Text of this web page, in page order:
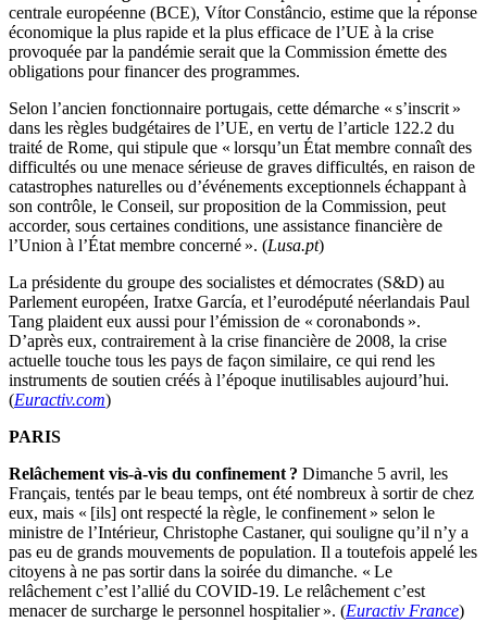
centrale européenne (BCE), Vítor Constâncio, estime que la réponse
économique la plus rapide et la plus efficace de l’UE à la crise
provoquée par la pandémie serait que la Commission émette des
obligations pour financer des programmes.
Selon l’ancien fonctionnaire portugais, cette démarche « s’inscrit »
dans les règles budgétaires de l’UE, en vertu de l’article 122.2 du
traité de Rome, qui stipule que « lorsqu’un État membre connaît des
difficultés ou une menace sérieuse de graves difficultés, en raison de
catastrophes naturelles ou d’événements exceptionnels échappant à
son contrôle, le Conseil, sur proposition de la Commission, peut
accorder, sous certaines conditions, une assistance financière de
l’Union à l’État membre concerné ». (Lusa.pt)
La présidente du groupe des socialistes et démocrates (S&D) au
Parlement européen, Iratxe García, et l’eurodéputé néerlandais Paul
Tang plaident eux aussi pour l’émission de « coronabonds ».
D’après eux, contrairement à la crise financière de 2008, la crise
actuelle touche tous les pays de façon similaire, ce qui rend les
instruments de soutien créés à l’époque inutilisables aujourd’hui.
(Euractiv.com)
PARIS
Relâchement vis-à-vis du confinement ? Dimanche 5 avril, les
Français, tentés par le beau temps, ont été nombreux à sortir de chez
eux, mais « [ils] ont respecté la règle, le confinement » selon le
ministre de l’Intérieur, Christophe Castaner, qui souligne qu’il n’y a
pas eu de grands mouvements de population. Il a toutefois appelé les
citoyens à ne pas sortir dans la soirée du dimanche. « Le
relâchement c’est l’allié du COVID-19. Le relâchement c’est
menacer de surcharge le personnel hospitalier ». (Euractiv France)